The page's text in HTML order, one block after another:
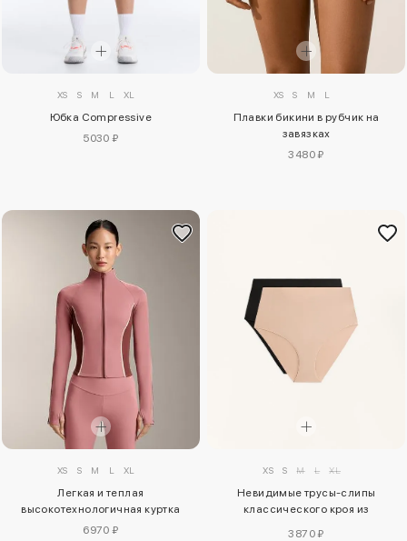
XS S M L XL
Юбка Compressive
5030 ₽
XS S M L
Плавки бикини в рубчик на
завязках
3480 ₽
XS S M L XL
Легкая и теплая
высокотехнологичная куртка
6970 ₽
XS S M L XL
Невидимые трусы-слипы
классического кроя из
3870 ₽